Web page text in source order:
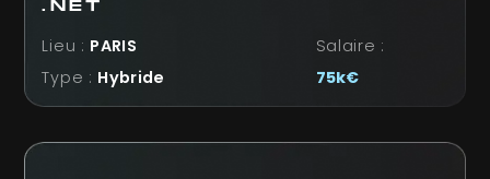
.NET
Lieu : PARIS
Type : Hybride
Salaire :
75k€